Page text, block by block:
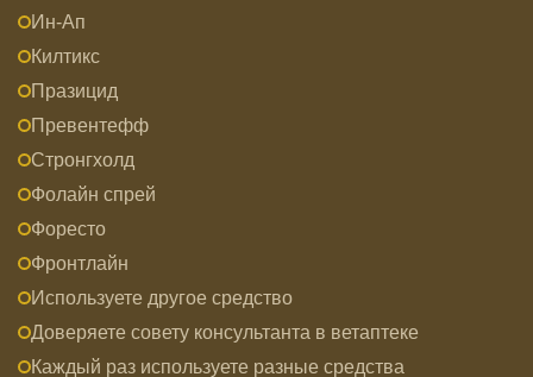
Ин-Ап
Килтикс
Празицид
Превентефф
Стронгхолд
Фолайн спрей
Форесто
Фронтлайн
Используете другое средство
Доверяете совету консультанта в ветаптеке
Каждый раз используете разные средства